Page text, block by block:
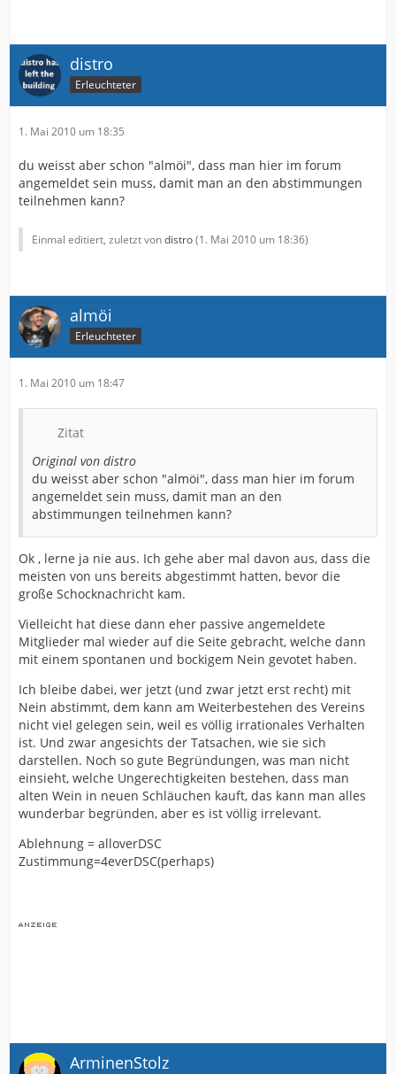
distro
Erleuchteter
1. Mai 2010 um 18:35
du weisst aber schon "almöi", dass man hier im forum
angemeldet sein muss, damit man an den abstimmungen
teilnehmen kann?
Einmal editiert, zuletzt vondistro(1. Mai 2010 um 18:36)
almöi
Erleuchteter
1. Mai 2010 um 18:47
Zitat
Original von distro
du weisst aber schon "almöi", dass man hier im forum
angemeldet sein muss, damit man an den
abstimmungen teilnehmen kann?
Ok , lerne ja nie aus. Ich gehe aber mal davon aus, dass die
meisten von uns bereits abgestimmt hatten, bevor die
große Schocknachricht kam.
Vielleicht hat diese dann eher passive angemeldete
Mitglieder mal wieder auf die Seite gebracht, welche dann
mit einem spontanen und bockigem Nein gevotet haben.
Ich bleibe dabei, wer jetzt (und zwar jetzt erst recht) mit
Nein abstimmt, dem kann am Weiterbestehen des Vereins
nicht viel gelegen sein, weil es völlig irrationales Verhalten
ist. Und zwar angesichts der Tatsachen, wie sie sich
darstellen. Noch so gute Begründungen, was man nicht
einsieht, welche Ungerechtigkeiten bestehen, dass man
alten Wein in neuen Schläuchen kauft, das kann man alles
wunderbar begründen, aber es ist völlig irrelevant.
Ablehnung = alloverDSC
Zustimmung=4everDSC(perhaps)
ArminenStolz